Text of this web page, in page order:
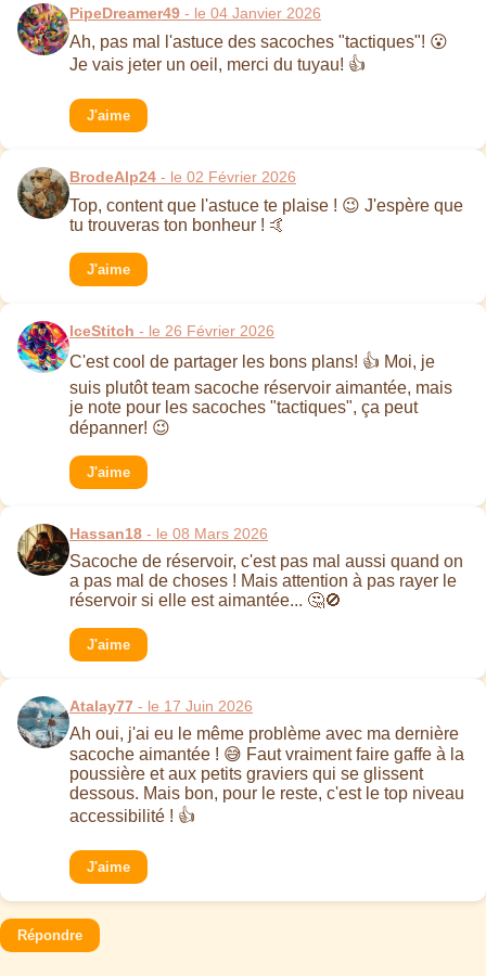
PipeDreamer49 - le 04 Janvier 2026
Ah, pas mal l'astuce des sacoches "tactiques"! 😮
Je vais jeter un oeil, merci du tuyau! 👍
J'aime
BrodeAlp24 - le 02 Février 2026
Top, content que l'astuce te plaise ! 😉 J'espère que
tu trouveras ton bonheur ! 🤙
J'aime
IceStitch - le 26 Février 2026
C'est cool de partager les bons plans! 👍 Moi, je
suis plutôt team sacoche réservoir aimantée, mais
je note pour les sacoches "tactiques", ça peut
dépanner! 😉
J'aime
Hassan18 - le 08 Mars 2026
Sacoche de réservoir, c'est pas mal aussi quand on
a pas mal de choses ! Mais attention à pas rayer le
réservoir si elle est aimantée... 🤔🚫
J'aime
Atalay77 - le 17 Juin 2026
Ah oui, j'ai eu le même problème avec ma dernière
sacoche aimantée ! 😅 Faut vraiment faire gaffe à la
poussière et aux petits graviers qui se glissent
dessous. Mais bon, pour le reste, c'est le top niveau
accessibilité ! 👍
J'aime
Répondre